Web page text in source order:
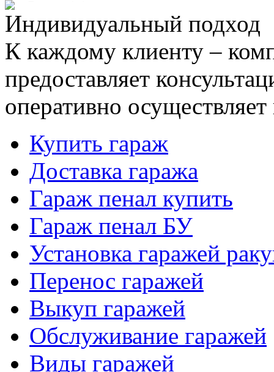
Индивидуальный подход
К каждому клиенту –
предоставляет
оперативно
Купить гараж
Доставка гаража
Гараж пенал купить
Гараж пенал БУ
Установка гаражей
Перенос гаражей
Выкуп гаражей
Обслуживание гаражей
Виды гаражей